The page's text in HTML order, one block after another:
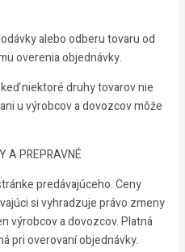
alebo odberu tovaru od
overenia objednávky.
niektoré druhy tovarov nie
u výrobcov a dovozcov môže
A PREPRAVNÉ
predávajúceho. Ceny
si vyhradzuje právo zmeny
výrobcov a dovozcov. Platná
pri overovaní objednávky.